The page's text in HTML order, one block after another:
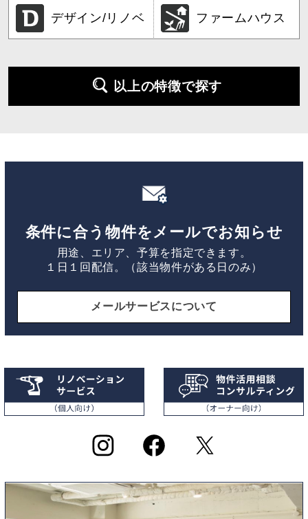
デザイン/リノベ ファームハウス
以上の特徴で探す
条件に合う物件をメールでお知らせ
用途、エリア、予算を指定できます。
１日１回配信。（該当物件がある日のみ）
メールサービスについて